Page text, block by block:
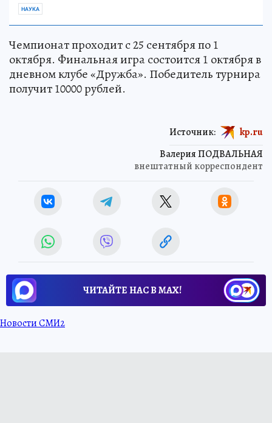
НАУКА
Чемпионат проходит с 25 сентября по 1
октября. Финальная игра состоится 1 октября в
дневном клубе «Дружба». Победитель турнира
получит 10000 рублей.
Валерия ПОДВАЛЬНАЯ
внештатный корреспондент
Источник: kp.ru
ЧИТАЙТЕ НАС В МАХ!
Новости СМИ2